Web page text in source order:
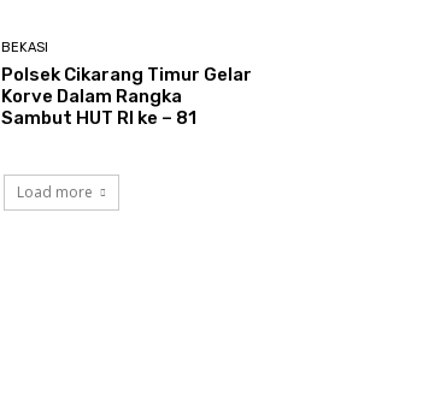
BEKASI
Polsek Cikarang Timur Gelar
Korve Dalam Rangka
Sambut HUT RI ke – 81
Load more